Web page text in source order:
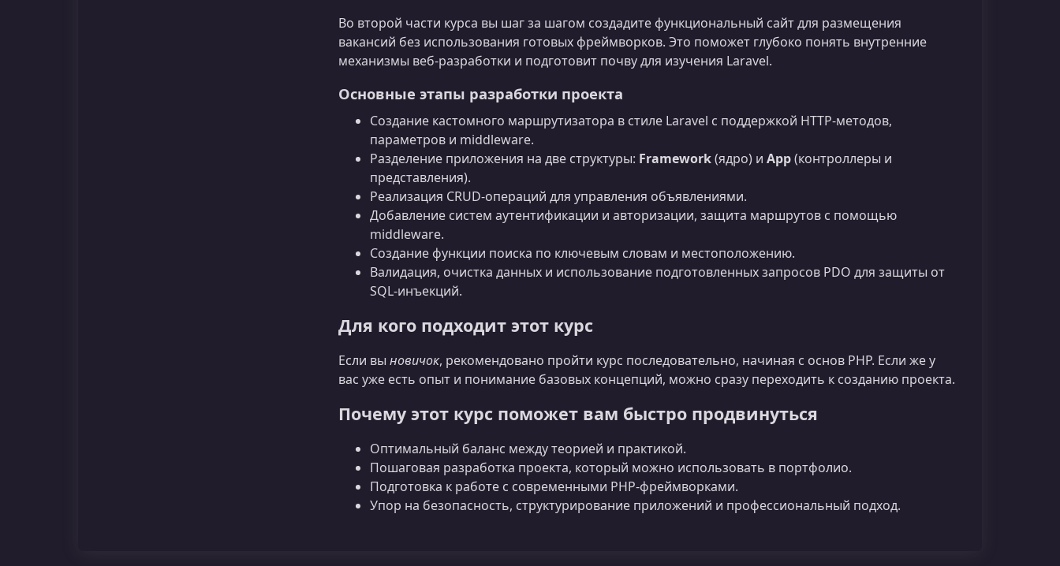
Во второй части курса вы шаг за шагом создадите функциональный сайт для размещения
вакансий без использования готовых фреймворков. Это поможет глубоко понять внутренние
механизмы веб‑разработки и подготовит почву для изучения Laravel.
Основные этапы разработки проекта
Создание кастомного маршрутизатора в стиле Laravel с поддержкой HTTP‑методов,
параметров и middleware.
Разделение приложения на две структуры: Framework(ядро) и App(контроллеры и
представления).
Реализация CRUD‑операций для управления объявлениями.
Добавление систем аутентификации и авторизации, защита маршрутов с помощью
middleware.
Создание функции поиска по ключевым словам и местоположению.
Валидация, очистка данных и использование подготовленных запросов PDO для защиты от
SQL‑инъекций.
Для кого подходит этот курс
Если вы новичок, рекомендовано пройти курс последовательно, начиная с основ PHP. Если же у
вас уже есть опыт и понимание базовых концепций, можно сразу переходить к созданию проекта.
Почему этот курс поможет вам быстро продвинуться
Оптимальный баланс между теорией и практикой.
Пошаговая разработка проекта, который можно использовать в портфолио.
Подготовка к работе с современными PHP‑фреймворками.
Упор на безопасность, структурирование приложений и профессиональный подход.